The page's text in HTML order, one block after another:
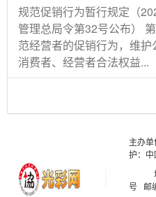
规范促销行为暂行规定（
管理总局令第32号公布）
范经营者的促销行为，维
消费者、经营者合法权益...
主办
护：
地
号 邮